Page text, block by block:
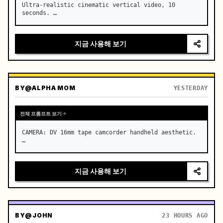
Ultra-realistic cinematic vertical video, 10
seconds. …
지금 사용해 보기
BY@ALPHA MOM YESTERDAY
전체 프롬프트 보기
CAMERA: DV 16mm tape camcorder handheld aesthetic.
…
지금 사용해 보기
BY@JOHN 23 HOURS AGO